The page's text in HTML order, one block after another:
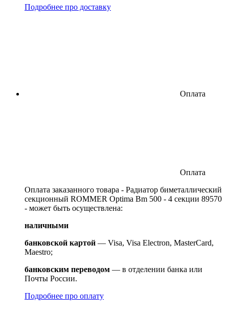
Подробнее про доставку
Оплата
Оплата
Оплата заказанного товара - Радиатор биметаллический
секционный ROMMER Optima Bm 500 - 4 секции 89570
- может быть осуществлена:
наличными
банковской картой — Visa, Visa Electron, MasterCard,
Maestro;
банковским переводом — в отделении банка или
Почты России.
Подробнее про оплату